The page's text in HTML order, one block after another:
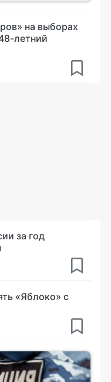
на выборах
летний
за год
«Яблоко» с